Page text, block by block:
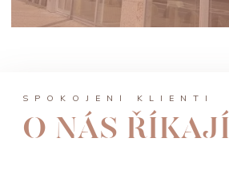
SPOKOJENÍ KLIENTI
O NÁS ŘÍKAJÍ